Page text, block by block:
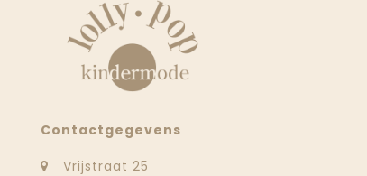
Contactgegevens
Vrijstraat 25